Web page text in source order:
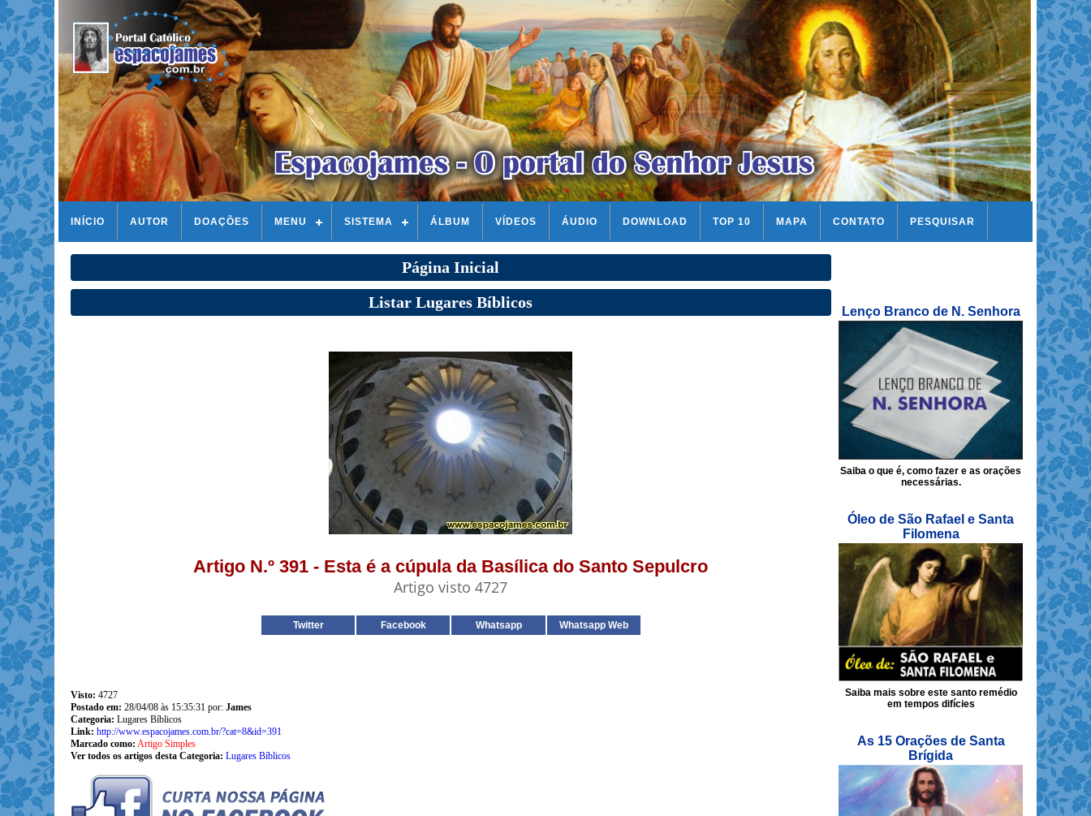
INÍCIO AUTOR DOAÇÕES MENU SISTEMA ÁLBUM VÍDEOS ÁUDIO DOWNLOAD TOP 10 MAPA CONTATO PESQUISAR
Página Inicial
Listar Lugares Bíblicos
Artigo N.º 391 - Esta é a cúpula da Basílica do Santo Sepulcro
Artigo visto 4727
Twitter Facebook Whatsapp Whatsapp Web
Visto: 4727
Postado em: 28/04/08 às 15:35:31 por: James
Categoria: Lugares Bíblicos
Link: http://www.espacojames.com.br/?cat=8&id=391
Marcado como: Artigo Simples
Ver todos os artigos desta Categoria: Lugares Bíblicos
Lenço Branco de N. Senhora
Saiba o que é, como fazer e as orações
necessárias.
Óleo de São Rafael e Santa
Filomena
Saiba mais sobre este santo remédio
em tempos difícies
As 15 Orações de Santa
Brígida